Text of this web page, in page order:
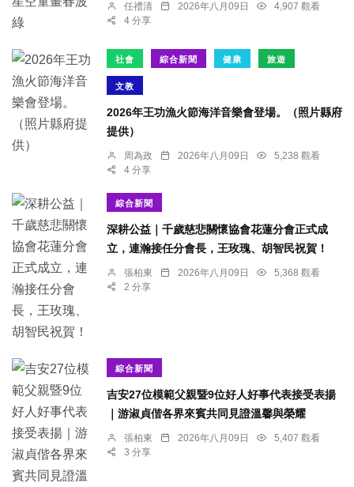
任禮清 2026年八月09日
4,907 觀看
4 分享
社會 綜合新聞 健康 旅遊
文教
2026年王功漁火節海洋音樂會登場。（照片縣府
提供）
周為政 2026年八月09日
5,238 觀看
4 分享
綜合新聞
深耕公益｜千歲慈悲關懷協會花蓮分會正式成
立，連瀚接任分會長，王玫瑰、胡智民祝賀！
張柏東 2026年八月09日
5,368 觀看
2 分享
綜合新聞
吉安27位模範父親暨9位好人好事代表接受表揚
｜游淑貞偕各界來賓共同見證溫馨與榮耀
張柏東 2026年八月09日
5,407 觀看
3 分享